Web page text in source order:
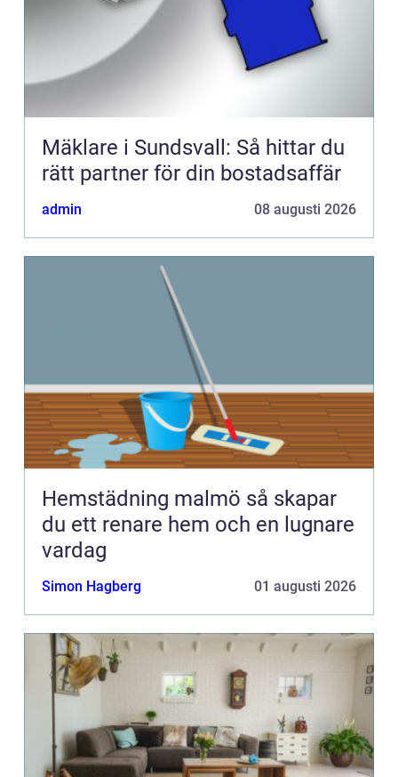
Mäklare i Sundsvall: Så hittar du
rätt partner för din bostadsaffär
admin 08 augusti 2026
Hemstädning malmö så skapar
du ett renare hem och en lugnare
vardag
Simon Hagberg 01 augusti 2026